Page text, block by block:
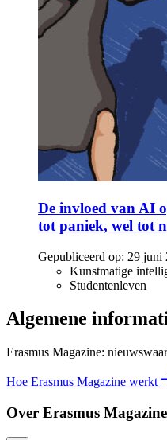
De invloed van AI
tot paniek, wel tot
Gepubliceerd op: 29 juni
Kunstmatige
Studentenleven
Algemene
Erasmus Magazine:
Hoe Erasmus Magazine werkt
Over Erasmus Magazine